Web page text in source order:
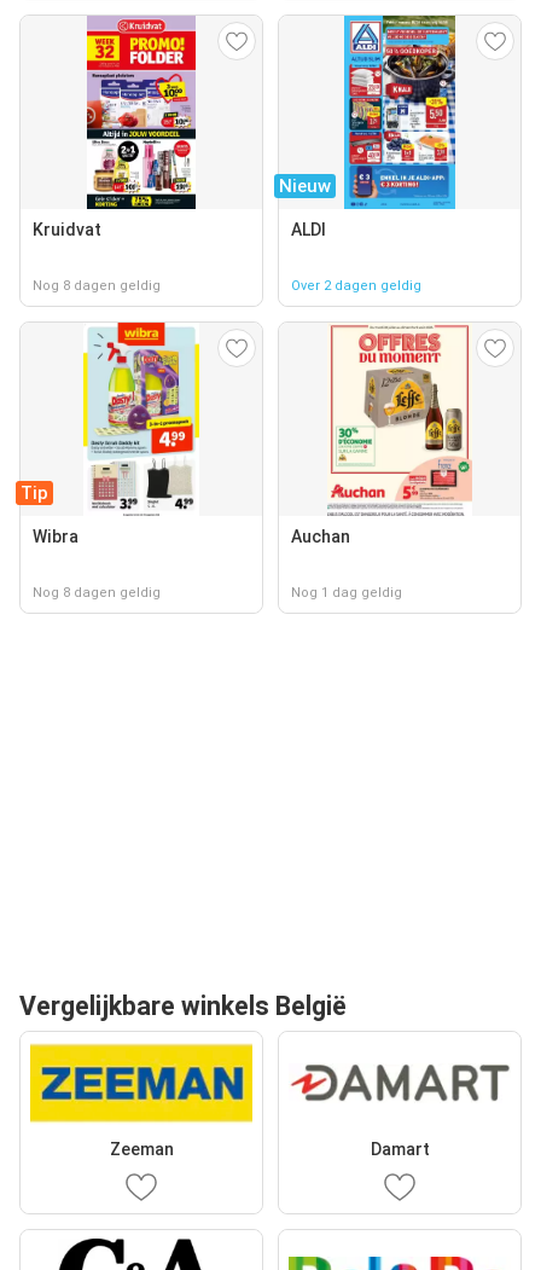
Kruidvat
Nog 8 dagen geldig
Nieuw
ALDI
Over 2 dagen geldig
Tip
Wibra
Nog 8 dagen geldig
Auchan
Nog 1 dag geldig
Vergelijkbare winkels België
Zeeman Damart